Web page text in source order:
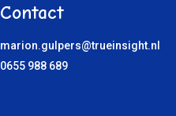
Contact
marion.gulpers@trueinsight.nl
0655 988 689